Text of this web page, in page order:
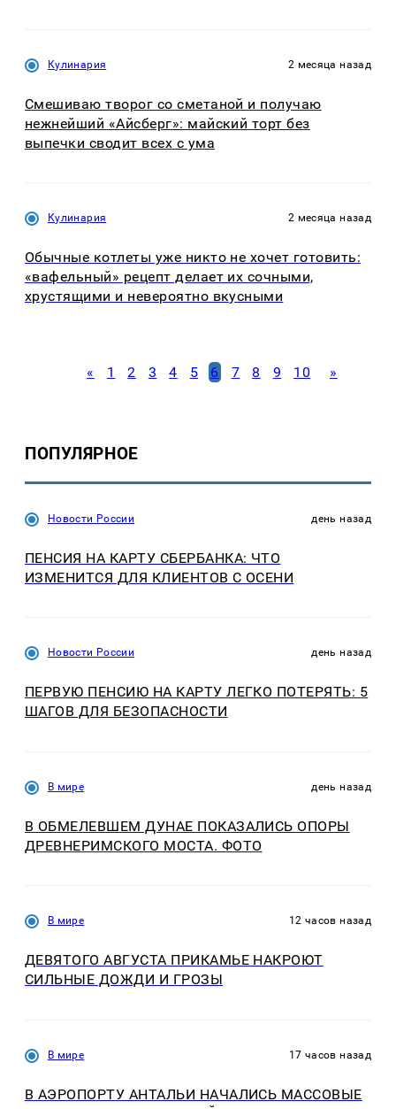
Кулинария 2 месяца назад
Смешиваю творог со сметаной и получаю
нежнейший «Айсберг»: майский торт без
выпечки сводит всех с ума
Кулинария 2 месяца назад
Обычные котлеты уже никто не хочет готовить:
«вафельный» рецепт делает их сочными,
хрустящими и невероятно вкусными
« 1 2 3 4 5 6 7 8 9 10 »
ПОПУЛЯРНОЕ
Новости России день назад
ПЕНСИЯ НА КАРТУ СБЕРБАНКА: ЧТО
ИЗМЕНИТСЯ ДЛЯ КЛИЕНТОВ С ОСЕНИ
Новости России день назад
ПЕРВУЮ ПЕНСИЮ НА КАРТУ ЛЕГКО ПОТЕРЯТЬ: 5
ШАГОВ ДЛЯ БЕЗОПАСНОСТИ
В мире день назад
В ОБМЕЛЕВШЕМ ДУНАЕ ПОКАЗАЛИСЬ ОПОРЫ
ДРЕВНЕРИМСКОГО МОСТА. ФОТО
В мире 12 часов назад
ДЕВЯТОГО АВГУСТА ПРИКАМЬЕ НАКРОЮТ
СИЛЬНЫЕ ДОЖДИ И ГРОЗЫ
В мире 17 часов назад
В АЭРОПОРТУ АНТАЛЬИ НАЧАЛИСЬ МАССОВЫЕ